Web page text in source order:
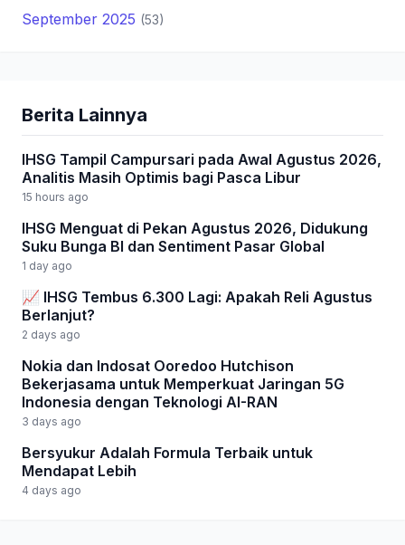
September 2025 (53)
Berita Lainnya
IHSG Tampil Campursari pada Awal Agustus 2026,
Analitis Masih Optimis bagi Pasca Libur
15 hours ago
IHSG Menguat di Pekan Agustus 2026, Didukung
Suku Bunga BI dan Sentiment Pasar Global
1 day ago
📈 IHSG Tembus 6.300 Lagi: Apakah Reli Agustus
Berlanjut?
2 days ago
Nokia dan Indosat Ooredoo Hutchison
Bekerjasama untuk Memperkuat Jaringan 5G
Indonesia dengan Teknologi AI-RAN
3 days ago
Bersyukur Adalah Formula Terbaik untuk
Mendapat Lebih
4 days ago